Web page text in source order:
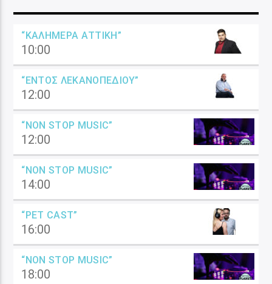
“ΚΑΛΗΜΈΡΑ ΑΤΤΙΚΉ”
10:00
“ΕΝΤΌΣ ΛΕΚΑΝΟΠΕΔΊΟΥ”
12:00
“NON STOP MUSIC”
12:00
“NON STOP MUSIC”
14:00
“PET CAST”
16:00
“NON STOP MUSIC”
18:00